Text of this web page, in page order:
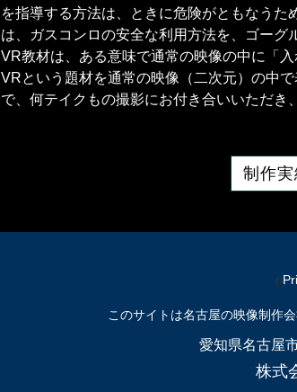
を指導する方法は、ときに危険がともなうた
は、ガスコンロの安全な利用方法を、ゴーグ
VR教材は、ある意味で通常の映像の中に「入
VRという題材を通常の映像（二次元）の中
で、何テイクもの撮影にお付き合いいただき
制作
p
このサイトは名古屋の映像制作
愛知県名古屋
株式